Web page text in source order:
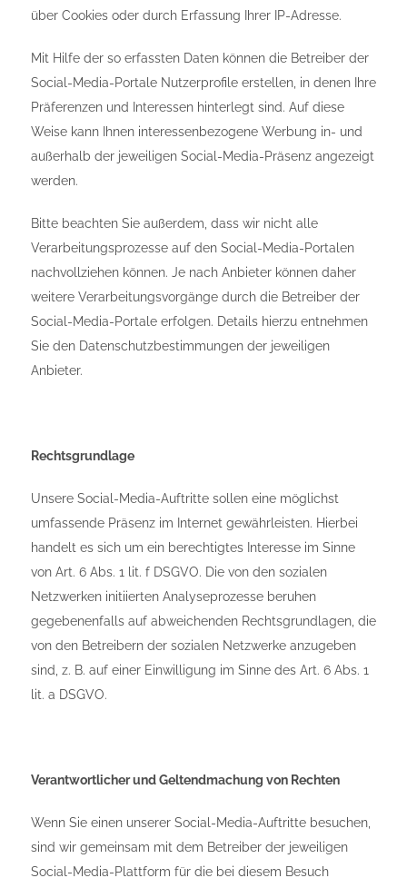
über Cookies oder durch Erfassung Ihrer IP-Adresse.
Mit Hilfe der so erfassten Daten können die Betreiber der
Social-Media-Portale Nutzerprofile erstellen, in denen Ihre
Präferenzen und Interessen hinterlegt sind. Auf diese
Weise kann Ihnen interessenbezogene Werbung in- und
außerhalb der jeweiligen Social-Media-Präsenz angezeigt
werden.
Bitte beachten Sie außerdem, dass wir nicht alle
Verarbeitungsprozesse auf den Social-Media-Portalen
nachvollziehen können. Je nach Anbieter können daher
weitere Verarbeitungsvorgänge durch die Betreiber der
Social-Media-Portale erfolgen. Details hierzu entnehmen
Sie den Datenschutzbestimmungen der jeweiligen
Anbieter.
Rechtsgrundlage
Unsere Social-Media-Auftritte sollen eine möglichst
umfassende Präsenz im Internet gewährleisten. Hierbei
handelt es sich um ein berechtigtes Interesse im Sinne
von Art. 6 Abs. 1 lit. f DSGVO. Die von den sozialen
Netzwerken initiierten Analyseprozesse beruhen
gegebenenfalls auf abweichenden Rechtsgrundlagen, die
von den Betreibern der sozialen Netzwerke anzugeben
sind, z. B. auf einer Einwilligung im Sinne des Art. 6 Abs. 1
lit. a DSGVO.
Verantwortlicher und Geltendmachung von Rechten
Wenn Sie einen unserer Social-Media-Auftritte besuchen,
sind wir gemeinsam mit dem Betreiber der jeweiligen
Social-Media-Plattform für die bei diesem Besuch